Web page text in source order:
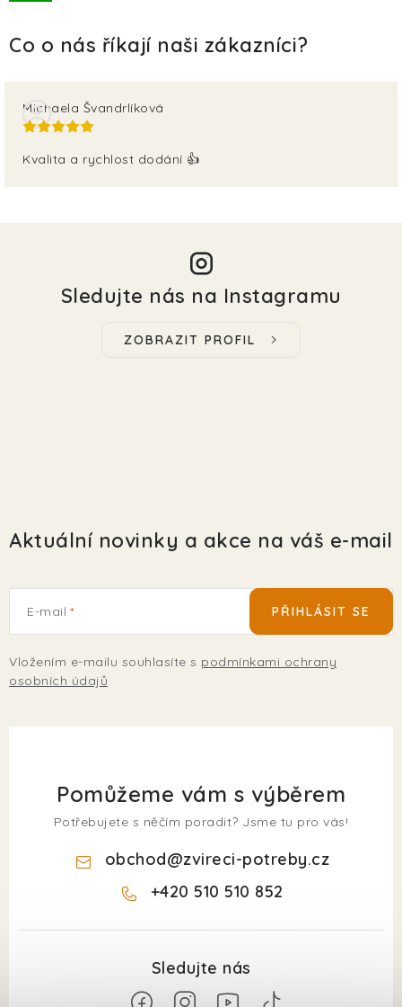
Michaela Švandrlíková
Kvalita a rychlost dodání 👍
Sledujte nás na Instagramu
ZOBRAZIT PROFIL
Aktuální novinky a akce na váš e-mail
E-mail
Vložením e-mailu souhlasíte s podmínkami ochrany
osobních údajů
PŘIHLÁSIT SE
Pomůžeme vám s výběrem
Potřebujete s něčím poradit? Jsme tu pro vás!
obchod@zvireci-potreby.cz
+420 510 510 852